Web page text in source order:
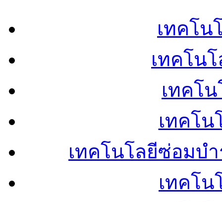
เทคโน
เทคโน
เทคโ
เทคโน
เทคโนโลยีซ่อมบ
เทคโน